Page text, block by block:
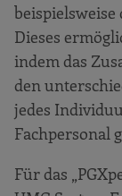
beispielsweise
Dieses
indem das
den
jedes
Fachpersonal
Für das